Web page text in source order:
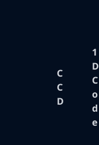
C
C
D
1
D
C
o
d
e